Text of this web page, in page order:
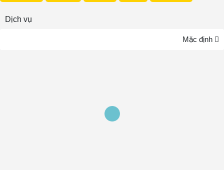
Dịch vụ
Mặc định